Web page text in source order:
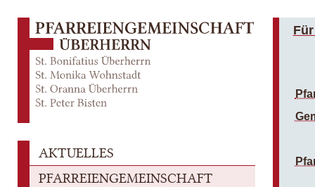
AKTUELLES
PFARREIENGEMEINSCHAFT